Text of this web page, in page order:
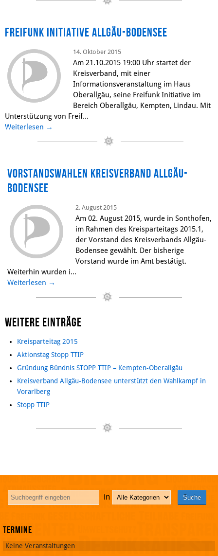
Freifunk Initiative Allgäu-Bodensee
14. Oktober 2015
Am 21.10.2015 19:00 Uhr startet der
Kreisverband, mit einer
Informationsveranstaltung im Haus
Oberallgäu, seine Freifunk Initiative im
Bereich Oberallgäu, Kempten, Lindau. Mit
Unterstützung von Freif...
Weiterlesen →
Vorstandswahlen Kreisverband Allgäu-
Bodensee
2. August 2015
Am 02. August 2015, wurde in Sonthofen,
im Rahmen des Kreisparteitags 2015.1,
der Vorstand des Kreisverbands Allgäu-
Bodensee gewählt. Der bisherige
Vorstand wurde im Amt bestätigt.
Weiterhin wurden i...
Weiterlesen →
Weitere Einträge
Kreisparteitag 2015
Aktionstag Stopp TTIP
Gründung Bündnis STOPP TTIP – Kempten-Oberallgäu
Kreisverband Allgäu-Bodensee unterstützt den Wahlkampf in
Vorarlberg
Stopp TTIP
in
Termine
Keine Veranstaltungen